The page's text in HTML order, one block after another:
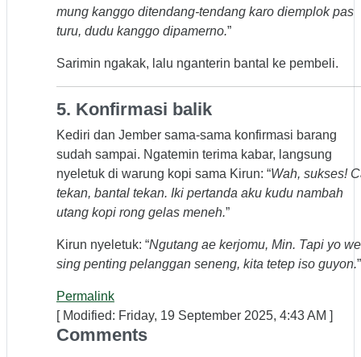
mung kanggo ditendang-tendang karo diemplok pas
turu, dudu kanggo dipamerno.”
Sarimin ngakak, lalu nganterin bantal ke pembeli.
5. Konfirmasi balik
Kediri dan Jember sama-sama konfirmasi barang
sudah sampai. Ngatemin terima kabar, langsung
nyeletuk di warung kopi sama Kirun: “Wah, sukses!
tekan, bantal tekan. Iki pertanda aku kudu nambah
utang kopi rong gelas meneh.”
Kirun nyeletuk: “Ngutang ae kerjomu, Min. Tapi yo
sing penting pelanggan seneng, kita tetep iso guyon.”
Permalink
[ Modified: Friday, 19 September 2025, 4:43 AM ]
Comments